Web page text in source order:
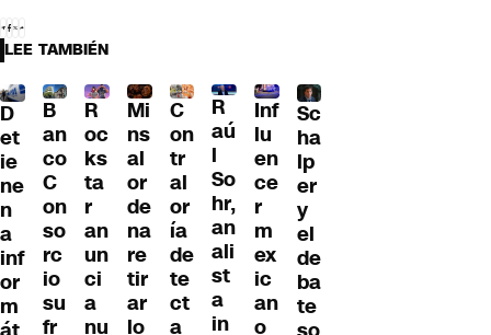
LEE TAMBIÉN
D
et
ie
ne
n
a
inf
or
m
B
an
co
C
on
so
rc
io
su
fr
R
oc
ks
ta
r
an
un
ci
a
nu
Mi
ns
al
or
de
na
re
tir
ar
lo
C
on
tr
al
or
ía
de
te
ct
a
R
aú
l
So
hr,
an
ali
st
a
in
Inf
lu
en
ce
r
m
ex
ic
an
o
Sc
ha
lp
er
y
el
de
ba
te